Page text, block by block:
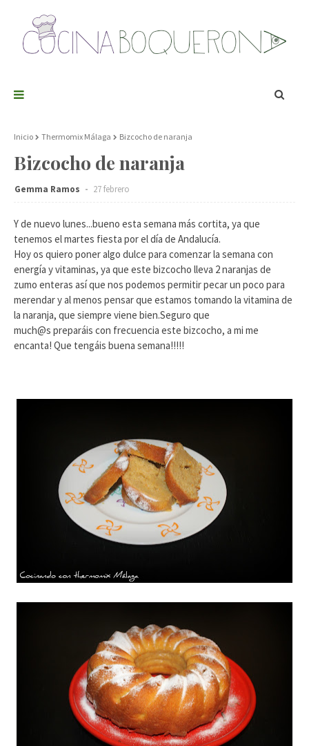
Inicio Thermomix Málaga Bizcocho de naranja
Bizcocho de naranja
Gemma Ramos 27 febrero
Y de nuevo lunes...bueno esta semana más cortita, ya que
tenemos el martes fiesta por el día de Andalucía.
Hoy os quiero poner algo dulce para comenzar la semana con
energía y vitaminas, ya que este bizcocho lleva 2 naranjas de
zumo enteras así que nos podemos permitir pecar un poco para
merendar y al menos pensar que estamos tomando la vitamina de
la naranja, que siempre viene bien.Seguro que
much@s preparáis con frecuencia este bizcocho, a mi me
encanta! Que tengáis buena semana!!!!!